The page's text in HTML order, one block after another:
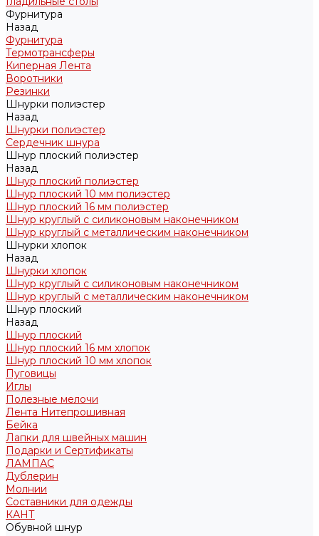
Фурнитура
Назад
Фурнитура
Термотрансферы
Киперная Лента
Воротники
Резинки
Шнурки полиэстер
Назад
Шнурки полиэстер
Сердечник шнура
Шнур плоский полиэстер
Назад
Шнур плоский полиэстер
Шнур плоский 10 мм полиэстер
Шнур плоский 16 мм полиэстер
Шнур круглый с силиконовым наконечником
Шнур круглый с металлическим наконечником
Шнурки хлопок
Назад
Шнурки хлопок
Шнур круглый с силиконовым наконечником
Шнур круглый с металлическим наконечником
Шнур плоский
Назад
Шнур плоский
Шнур плоский 16 мм хлопок
Шнур плоский 10 мм хлопок
Пуговицы
Иглы
Полезные мелочи
Лента Нитепрошивная
Бейка
Лапки для швейных машин
Подарки и Сертификаты
ЛАМПАС
Дублерин
Молнии
Составники для одежды
КАНТ
Обувной шнур